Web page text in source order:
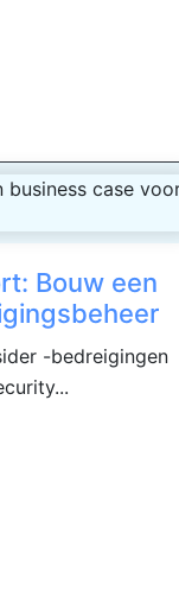
Bouw een
-bedreigingen